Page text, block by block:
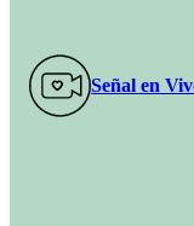
Señal en